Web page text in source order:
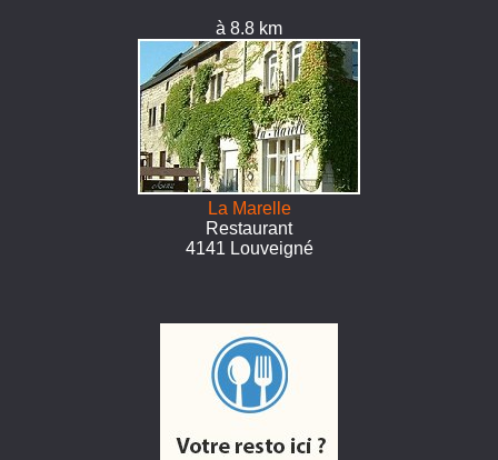
à 8.8 km
La Marelle
Restaurant
4141 Louveigné